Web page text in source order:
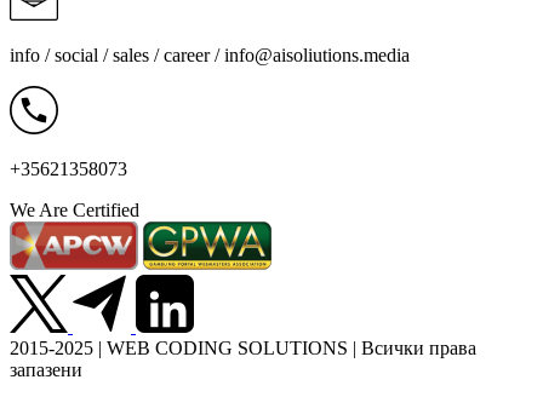
info / social / sales / career /info@aisoliutions.media
+35621358073
We Are Certified
2015-2025 | WEB CODING SOLUTIONS | Всички права
запазени